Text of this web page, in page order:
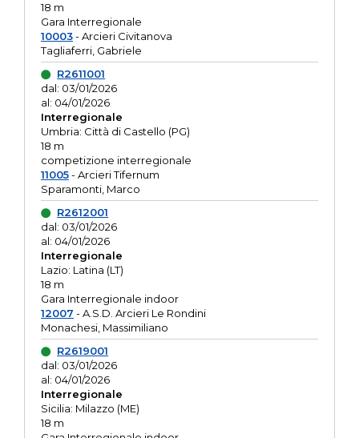
18 m
Gara Interregionale
10003- Arcieri Civitanova
Tagliaferri, Gabriele
R2611001
dal: 03/01/2026
al: 04/01/2026
Interregionale
Umbria: Città di Castello (PG)
18 m
competizione interregionale
11005- Arcieri Tifernum
Sparamonti, Marco
R2612001
dal: 03/01/2026
al: 04/01/2026
Interregionale
Lazio: Latina (LT)
18 m
Gara Interregionale indoor
12007 - A.S.D. Arcieri Le Rondini
Monachesi, Massimiliano
R2619001
dal: 03/01/2026
al: 04/01/2026
Interregionale
Sicilia: Milazzo (ME)
18 m